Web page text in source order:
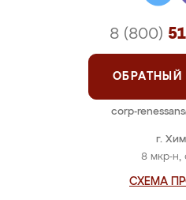
г.
8 мкр-н,
СХЕМА
8 (800)
ОБРАТНЫЙ
corp-